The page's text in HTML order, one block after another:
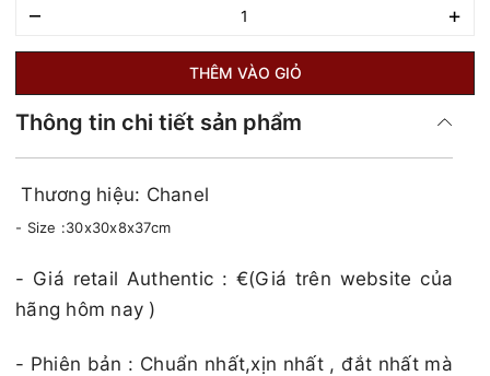
– +
THÊM VÀO GIỎ
Thông tin chi tiết sản phẩm
Thương hiệu: Chanel
- Size :30x30x8x37cm
​​​- Giá retail Authentic : €(Giá trên website của
hãng hôm nay )​​​
- Phiên bản : Chuẩn nhất,xịn nhất , đắt nhất mà